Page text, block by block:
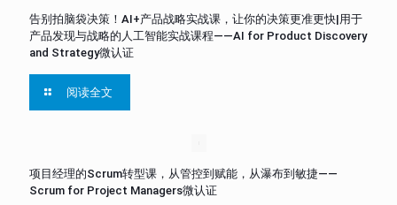
告别拍脑袋决策！AI+产品战略实战课，让你的决策更准更快|用于
产品发现与战略的人工智能实战课程——AI for Product Discovery
and Strategy微认证
阅读全文
项目经理的Scrum转型课，从管控到赋能，从瀑布到敏捷——
Scrum for Project Managers微认证